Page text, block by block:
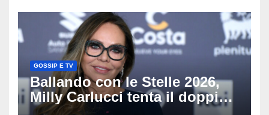
GOSSIP E TV
Ballando con le Stelle 2026,
Milly Carlucci tenta il doppio